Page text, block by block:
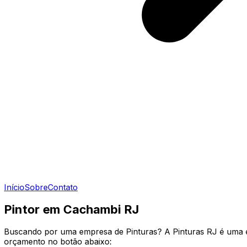
InícioSobreContato
Pintor em Cachambi RJ
Buscando por uma empresa de Pinturas? A Pinturas RJ é
orçamento no botão abaixo: